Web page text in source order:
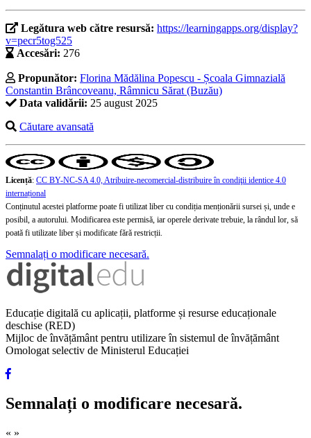
Legătura web către resursă: https://learningapps.org/display?
v=pecr5tog525
Accesări: 276
Propunător: Florina Mădălina Popescu - Școala Gimnazială
Constantin Brâncoveanu, Râmnicu Sărat (Buzău)
Data validării: 25 august 2025
Căutare avansată
Licență: CC BY-NC-SA 4.0, Atribuire-necomercial-distribuire în condiţii identice 4.0
internațional
Conținutul acestei platforme poate fi utilizat liber cu condiția menționării sursei și, unde e
posibil, a autorului. Modificarea este permisă, iar operele derivate trebuie, la rândul lor, să
poată fi utilizate liber și modificate fără restricții.
Semnalați o modificare necesară.
Educație digitală cu aplicații, platforme și resurse educaționale
deschise (RED)
Mijloc de învățământ pentru utilizare în sistemul de învățământ
Omologat selectiv de Ministerul Educației
Semnalați o modificare necesară.
« »